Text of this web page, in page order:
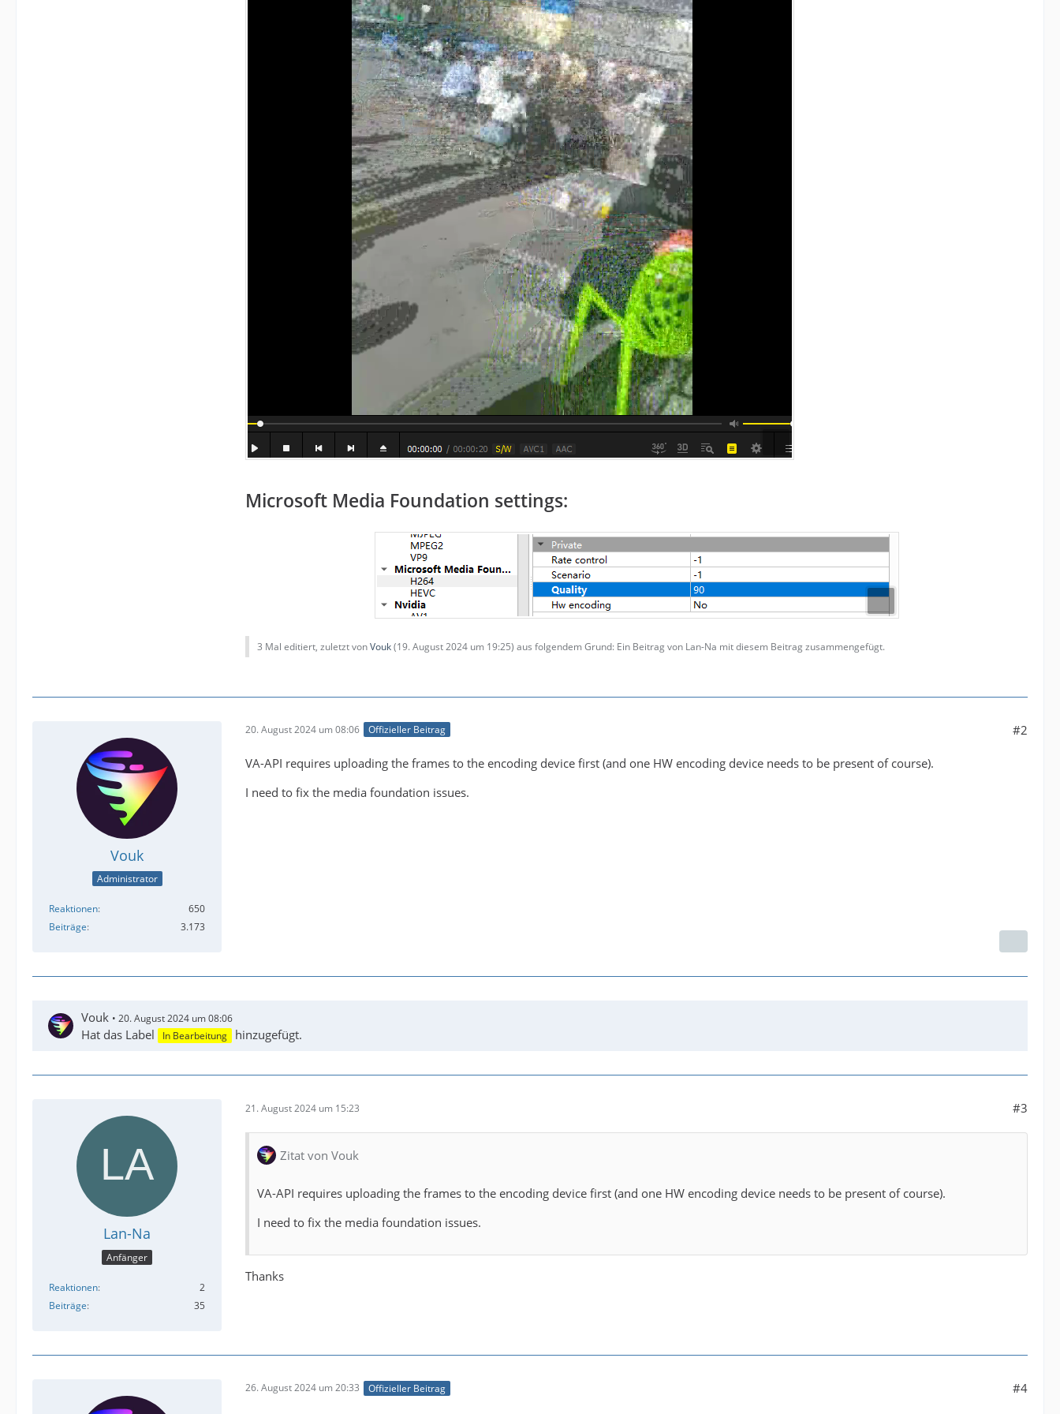
Microsoft Media Foundation settings:
3 Mal editiert, zuletzt vonVouk(19. August 2024 um 19:25) aus folgendem Grund: Ein Beitrag von Lan-Na mit diesem Beitrag zusammengefügt.
Vouk
Administrator
Reaktionen
650
Beiträge
3.173
20. August 2024 um 08:06 Offizieller Beitrag #2
VA-API requires uploading the frames to the encoding device first (and one HW encoding device needs to be present of course).
I need to fix the media foundation issues.
Vouk 20. August 2024 um 08:06
Hat das Label In Bearbeitung hinzugefügt.
Lan-Na
Anfänger
Reaktionen
2
Beiträge
35
21. August 2024 um 15:23 #3
Zitat von Vouk
VA-API requires uploading the frames to the encoding device first (and one HW encoding device needs to be present of course).
I need to fix the media foundation issues.
Thanks
26. August 2024 um 20:33 Offizieller Beitrag #4